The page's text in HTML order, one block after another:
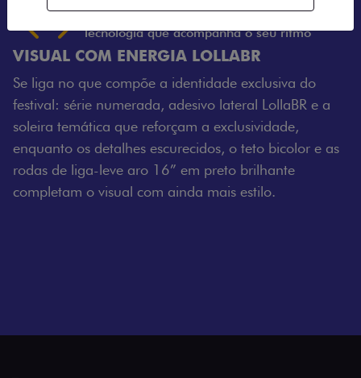
VISUAL COM ENERGIA LOLLABR
Se liga no que compõe a identidade exclusiva do
festival: série numerada, adesivo lateral LollaBR e a
soleira temática que reforçam a exclusividade,
enquanto os detalhes escurecidos, o teto bicolor e as
rodas de liga-leve aro 16” em preto brilhante
completam o visual com ainda mais estilo.
Próximo
Tecnologia que acompanha o seu ritmo